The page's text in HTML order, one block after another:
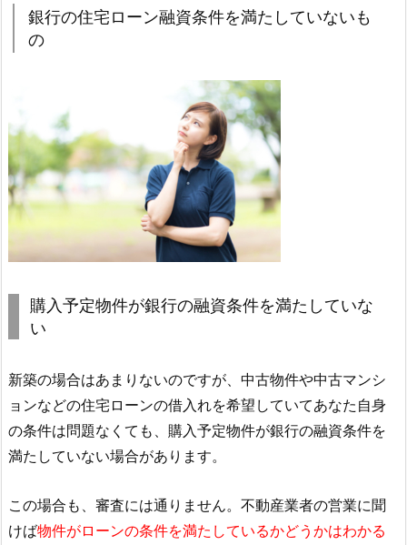
銀行の住宅ローン融資条件を満たしていないも
の
購入予定物件が銀行の融資条件を満たしていな
い
新築の場合はあまりないのですが、中古物件や中古マンシ
ョンなどの住宅ローンの借入れを希望していてあなた自身
の条件は問題なくても、購入予定物件が銀行の融資条件を
満たしていない場合があります。
この場合も、審査には通りません。不動産業者の営業に聞
けば物件がローンの条件を満たしているかどうかはわかる